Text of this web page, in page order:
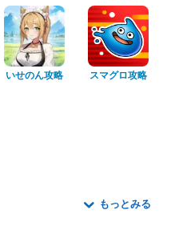
いせのん攻略 スマグロ攻略
もっとみる